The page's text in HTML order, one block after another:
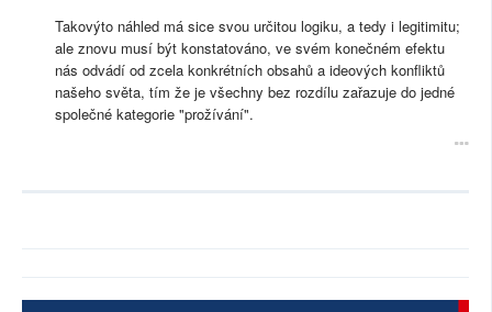
Takovýto náhled má sice svou určitou logiku, a tedy i legitimitu;
ale znovu musí být konstatováno, ve svém konečném efektu
nás odvádí od zcela konkrétních obsahů a ideových konfliktů
našeho světa, tím že je všechny bez rozdílu zařazuje do jedné
společné kategorie "prožívání".